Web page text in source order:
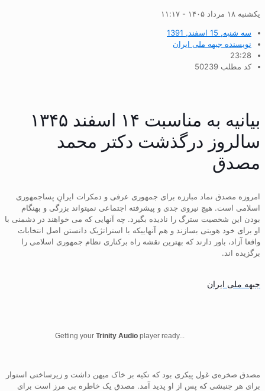
یکشنبه ۱۸ مرداد ۱۴۰۵ - ۱۱:۱۷
سه شنبه, 15 اسفند, 1391
نویسنده جبهه ملی ایران
23:28
کد مطلب 50239
بیانیه به مناسبت ۱۴ اسفند ۱۳۴۵
سالروز درگذشت دکتر محمد
مصدق
امروزه مصدق نماد مبارزه برای جمهوری عرفی و دمکرات ایرانِ پساجمهوری
اسلامی است. هیچ نیروی جدی و پیشرفته اجتماعی نمیتواند بزرگی و بهنگام
بودن این شخصیت سترگ را نادیده بگیرد. چه آنهایی که می خواهند در دشمنی با
او برای خود هویتی بسازند و هم آنهاییکه با استراتژیک دانستن اصل انتخابات
واقعا آزاد، باور دارند که بهترین نقشه راه برکناری نظام جمهوری اسلامی را
برگزیده اند.
جبهه ملی ایران
Getting your Trinity Audio player ready...
مصدق صخره‌ی غول‌ پیکری بود که تکیه بر خاک میهن داشت و زیرساختی استوار
برای هر جنبشی که پس از او پدید آمد. مصدق یک خاطره‌ بی ‌مرز است برای